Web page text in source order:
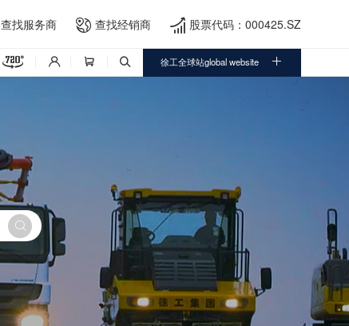
查找服务商  查找经销商  股票代码：000425.SZ
    徐工全球站global website 
